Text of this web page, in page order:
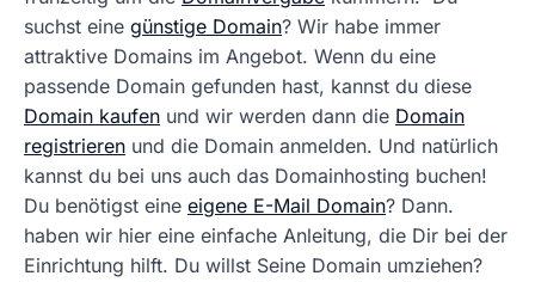
suchst eine günstige Domain? Wir habe immer
attraktive Domains im Angebot. Wenn du eine
passende Domain gefunden hast, kannst du diese
Domain kaufen und wir werden dann die Domain
registrieren und die Domain anmelden. Und natürlich
kannst du bei uns auch das Domainhosting buchen!
Du benötigst eine eigene E-Mail Domain? Dann.
haben wir hier eine einfache Anleitung, die Dir bei der
Einrichtung hilft. Du willst Seine Domain umziehen?